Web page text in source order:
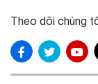
Theo dõi chúng